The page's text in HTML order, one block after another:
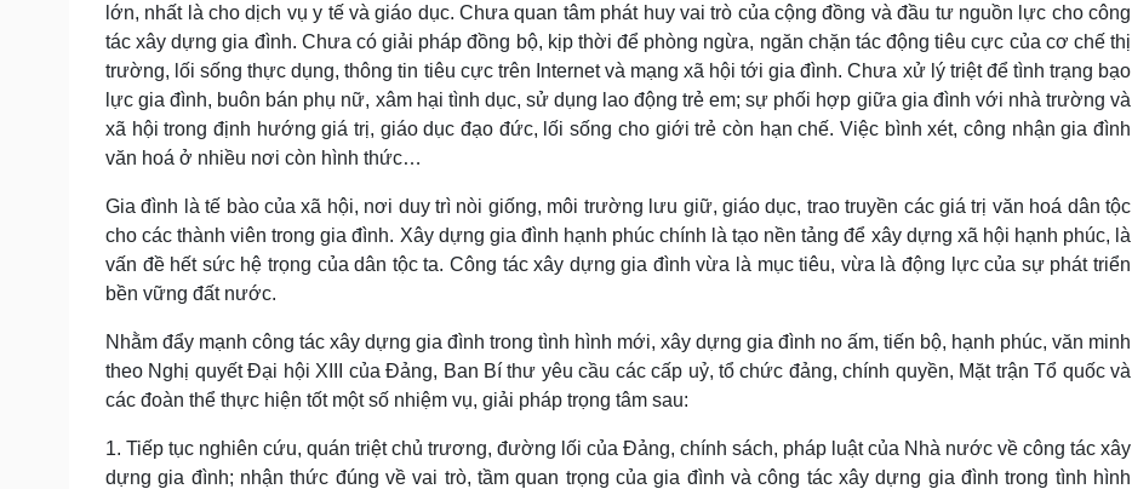
lớn, nhất là cho dịch vụ y tế và giáo dục. Chưa quan tâm phát huy vai trò của cộng đồng và đầu tư nguồn lực cho công
tác xây dựng gia đình. Chưa có giải pháp đồng bộ, kịp thời để phòng ngừa, ngăn chặn tác động tiêu cực của cơ chế thị
trường, lối sống thực dụng, thông tin tiêu cực trên Internet và mạng xã hội tới gia đình. Chưa xử lý triệt để tình trạng bạo
lực gia đình, buôn bán phụ nữ, xâm hại tình dục, sử dụng lao động trẻ em; sự phối hợp giữa gia đình với nhà trường và
xã hội trong định hướng giá trị, giáo dục đạo đức, lối sống cho giới trẻ còn hạn chế. Việc bình xét, công nhận gia đình
văn hoá ở nhiều nơi còn hình thức…
Gia đình là tế bào của xã hội, nơi duy trì nòi giống, môi trường lưu giữ, giáo dục, trao truyền các giá trị văn hoá dân tộc
cho các thành viên trong gia đình. Xây dựng gia đình hạnh phúc chính là tạo nền tảng để xây dựng xã hội hạnh phúc, là
vấn đề hết sức hệ trọng của dân tộc ta. Công tác xây dựng gia đình vừa là mục tiêu, vừa là động lực của sự phát triển
bền vững đất nước.
Nhằm đẩy mạnh công tác xây dựng gia đình trong tình hình mới, xây dựng gia đình no ấm, tiến bộ, hạnh phúc, văn minh
theo Nghị quyết Đại hội XIII của Đảng, Ban Bí thư yêu cầu các cấp uỷ, tổ chức đảng, chính quyền, Mặt trận Tổ quốc và
các đoàn thể thực hiện tốt một số nhiệm vụ, giải pháp trọng tâm sau:
1. Tiếp tục nghiên cứu, quán triệt chủ trương, đường lối của Đảng, chính sách, pháp luật của Nhà nước về công tác xây
dựng gia đình; nhận thức đúng về vai trò, tầm quan trọng của gia đình và công tác xây dựng gia đình trong tình hình